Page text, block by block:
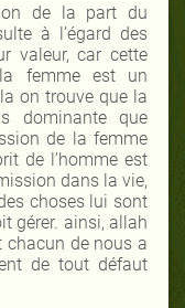
de la part du
à l’égard des
valeur, car cette
femme est un
on trouve que la
dominante que
de la femme
de l’homme est
dans la vie,
choses lui sont
gérer. ainsi, allah
chacun de nous a
de tout défaut